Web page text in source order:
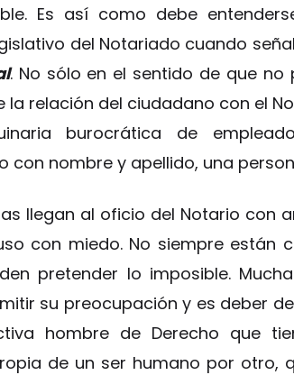
Es así como debe
del Notariado cuando
. No sólo en el sentido de que
la relación del ciudadano con el
burocrática de
con nombre y apellido, una
llegan al oficio del Notario con
con miedo. No siempre están
pretender lo imposible.
su preocupación y es deber
hombre de Derecho que
de un ser humano por otro,